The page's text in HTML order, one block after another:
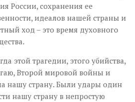
России, сохранения ее
идеалов нашей страны и
ход – это время духовного
этой трагедии, этого убийства,
Второй мировой войны и
нашу страну. Были удары один
нашу страну в непростую